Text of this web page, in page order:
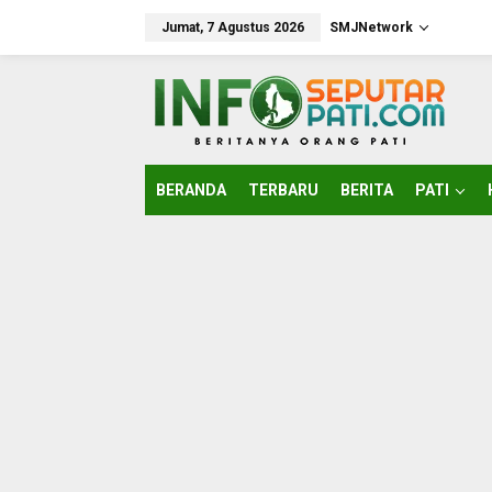
Jumat, 7 Agustus 2026 SMJNetwork
BERANDA TERBARU BERITA PATI